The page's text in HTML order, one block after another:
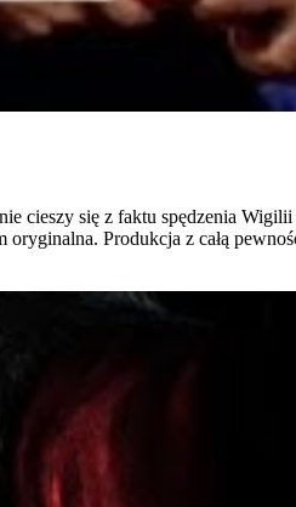
cieszy się z faktu spędzenia
Produkcja z całą